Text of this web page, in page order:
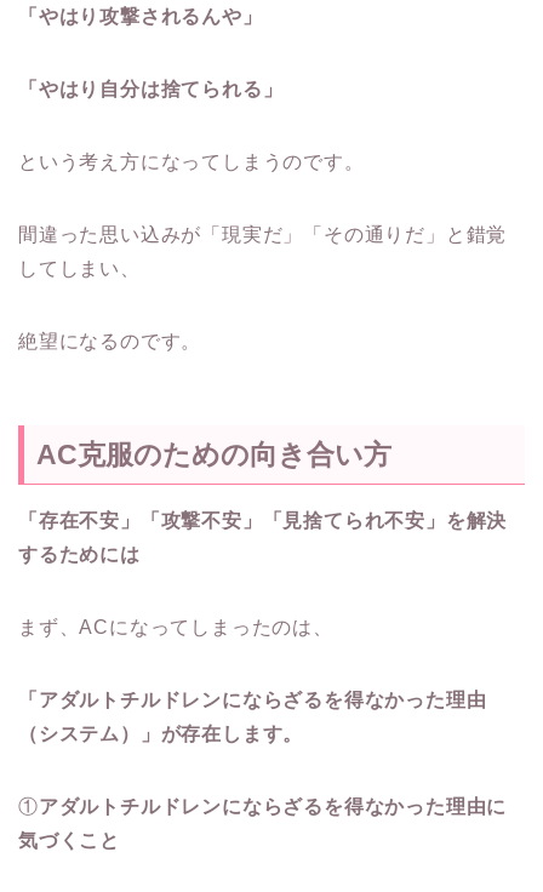
「やはり攻撃されるんや」
「やはり自分は捨てられる」
という考え方になってしまうのです。
間違った思い込みが「現実だ」「その通りだ」と錯覚
してしまい、
絶望になるのです。
AC克服のための向き合い方
「存在不安」「攻撃不安」「見捨てられ不安」を解決
するためには
まず、ACになってしまったのは、
「アダルトチルドレンにならざるを得なかった理由
（システム）」が存在します。
①アダルトチルドレンにならざるを得なかった理由に
気づくこと